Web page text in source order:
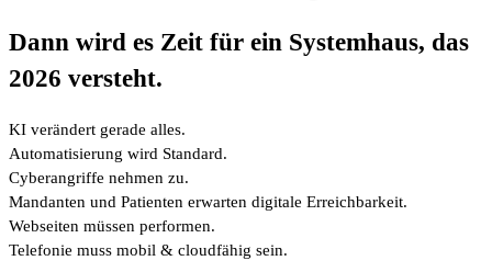
Dann wird es Zeit für ein Systemhaus, das
2026 versteht.
KI verändert gerade alles.
Automatisierung wird Standard.
Cyberangriffe nehmen zu.
Mandanten und Patienten erwarten digitale Erreichbarkeit.
Webseiten müssen performen.
Telefonie muss mobil & cloudfähig sein.